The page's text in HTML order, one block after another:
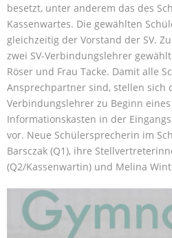
besetzt, unter anderem das des
Kassenwartes. Die gewählten
gleichzeitig der Vorstand der SV.
zwei SV-Verbindungslehrer
Röser und Frau Tacke. Damit alle
Ansprechpartner sind, stellen sich
Verbindungslehrer zu Beginn
Informationskasten in der
vor. Neue Schülersprecherin im
Barsczak (Q1), ihre
(Q2/Kassenwartin) und Melina